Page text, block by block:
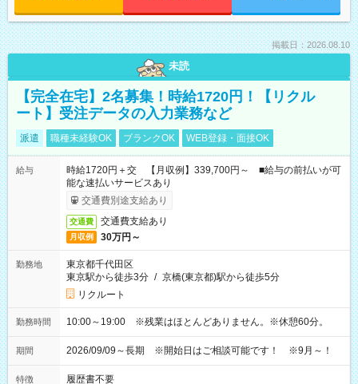
掲載日：2026.08.10
未読
【完全在宅】2名募集！時給1720円！【リクル
ート】受注データの入力業務など
派遣 職種未経験OK ブランクOK WEB登録・面接OK
給与
時給1720円＋交 【月収例】339,700円～ ■給与の前払いが可
能な速払いサービスあり
交通費別途支給あり
交通費 交通費支給あり
月収例 30万円～
勤務地
東京都千代田区
東京駅から徒歩3分 / 京橋(東京都)駅から徒歩5分
リクルート
勤務時間 10:00～19:00 ※残業はほとんどありません。※休憩60分。
期間 2026/09/09～長期 ※開始日はご相談可能です！ ※9月～！
特徴 履歴書不要